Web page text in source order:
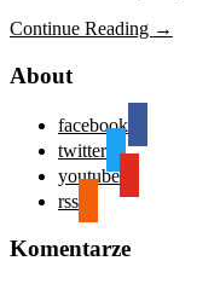
Continue Reading →
About
facebook
twitter
youtube
rss
Komentarze